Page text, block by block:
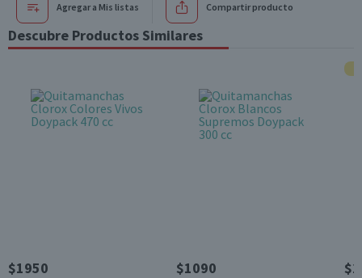
Agregar a Mis listas Compartir producto
Descubre Productos Similares
$1950 $1090